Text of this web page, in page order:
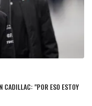
CADILLAC: "POR ESO ESTOY